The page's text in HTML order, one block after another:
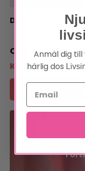
Din inre borg
29kr
Klubbpris:29kr
Lägg till i varukorg
Anmäl dig
härlig dos